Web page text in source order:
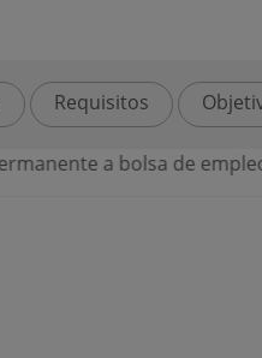
Requisitos
a bolsa de empleo